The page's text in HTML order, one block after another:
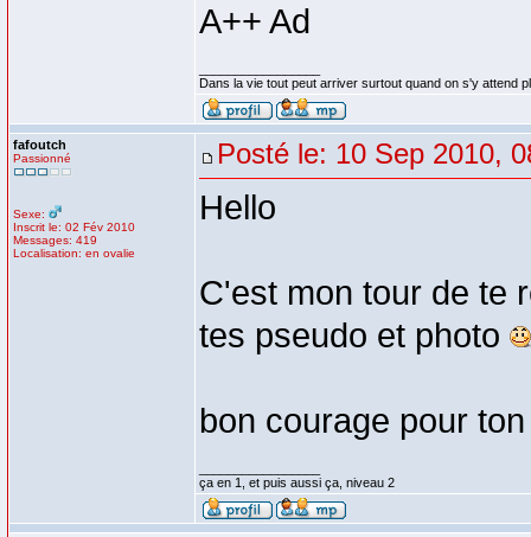
A++ Ad
Dans la vie tout peut arriver surtout quand on s'y attend
fafoutch
Passionné
Sexe:
Inscrit le: 02 Fév 2010
Messages: 419
Localisation: en ovalie
Posté le: 10 Sep 2010,
Hello
C'est mon tour de te
tes pseudo et photo
bon courage pour
ça en 1, et puis aussi ça, niveau 2